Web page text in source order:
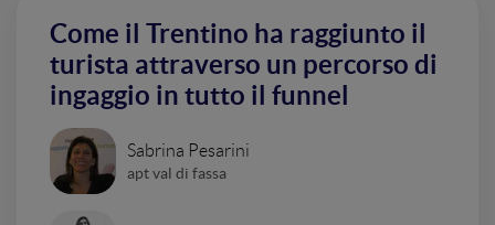
Come il Trentino ha raggiunto il
turista attraverso un percorso di
ingaggio in tutto il funnel
Sabrina Pesarini
apt val di fassa